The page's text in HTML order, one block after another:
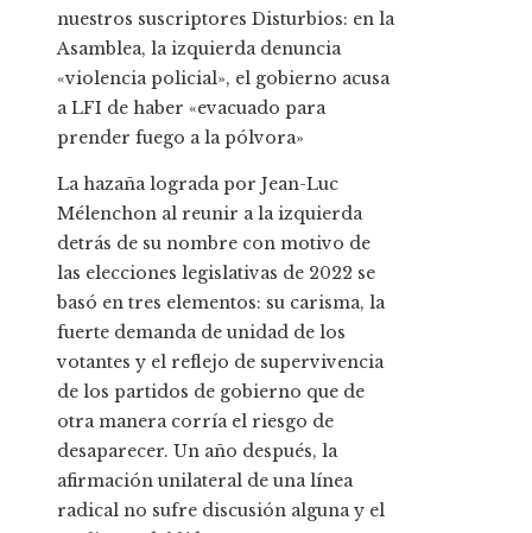
nuestros suscriptores Disturbios: en la
Asamblea, la izquierda denuncia
«violencia policial», el gobierno acusa
a LFI de haber «evacuado para
prender fuego a la pólvora»
La hazaña lograda por Jean-Luc
Mélenchon al reunir a la izquierda
detrás de su nombre con motivo de
las elecciones legislativas de 2022 se
basó en tres elementos: su carisma, la
fuerte demanda de unidad de los
votantes y el reflejo de supervivencia
de los partidos de gobierno que de
otra manera corría el riesgo de
desaparecer. Un año después, la
afirmación unilateral de una línea
radical no sufre discusión alguna y el